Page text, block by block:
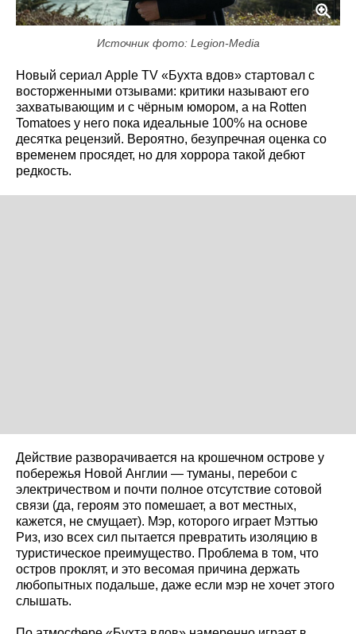
Источник фото: Legion-Media
Новый сериал Apple TV «Бухта вдов» стартовал с
восторженными отзывами: критики называют его
захватывающим и с чёрным юмором, а на Rotten
Tomatoes у него пока идеальные 100% на основе
десятка рецензий. Вероятно, безупречная оценка со
временем просядет, но для хоррора такой дебют
редкость.
Действие разворачивается на крошечном острове у
побережья Новой Англии — туманы, перебои с
электричеством и почти полное отсутствие сотовой
связи (да, героям это помешает, а вот местных,
кажется, не смущает). Мэр, которого играет Мэттью
Риз, изо всех сил пытается превратить изоляцию в
туристическое преимущество. Проблема в том, что
остров проклят, и это весомая причина держать
любопытных подальше, даже если мэр не хочет этого
слышать.